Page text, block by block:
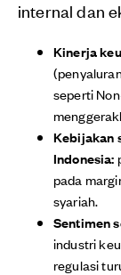
internal dan
Kinerja
seperti
Kebijakan
Indonesia:
pada
syariah.
Sentimen
industri
regulasi